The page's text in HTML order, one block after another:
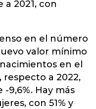
2021, con
en el número
valor mínimo
en el
respecto a 2022,
9,6%. Hay más
con 51% y